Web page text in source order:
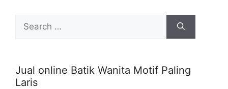
for:
Jual online Batik Wanita Motif Paling
Laris